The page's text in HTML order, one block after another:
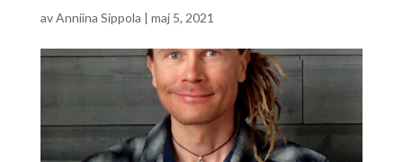
avAnniina Sippola | maj 5, 2021